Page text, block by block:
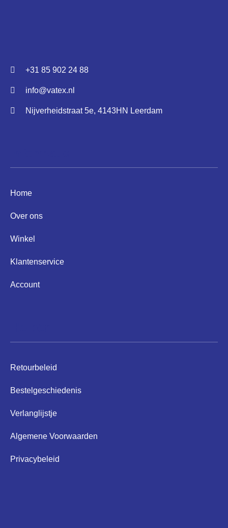
+31 85 902 24 88
info@vatex.nl
Nijverheidstraat 5e, 4143HN Leerdam
Home
Over ons
Winkel
Klantenservice
Account
Retourbeleid
Bestelgeschiedenis
Verlanglijstje
Algemene Voorwaarden
Privacybeleid